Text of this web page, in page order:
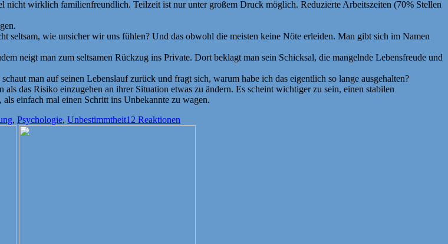
wirklich familienfreundlich. Teilzeit ist nur unter großem Druck möglich. Reduzierte Arbeitszeiten (70% Stellen
seltsam, wie unsicher wir uns fühlen? Und das obwohl die meisten keine Nöte erleiden. Man gibt sich im Namen
neigt man zum seltsamen Rückzug ins Private. Dort beklagt man sein Schicksal, die mangelnde Lebensfreude und
man auf seinen Lebenslauf zurück und fragt sich, warum habe ich das eigentlich so lange ausgehalten?
das Risiko einzugehen an ihrer Situation etwas zu ändern. Es scheint wichtiger zu sein, einen stabilen
einfach mal einen Schritt ins Unbekannte zu wagen.
, Psychologie, Unbestimmtheit12 Reaktionen